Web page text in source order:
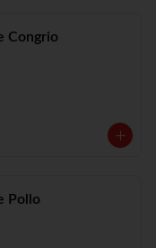
Congrio
Pollo